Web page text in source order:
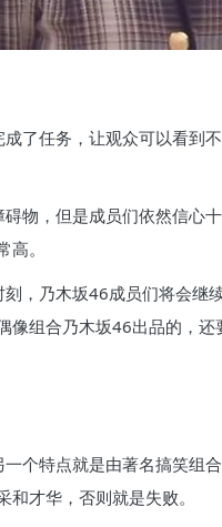
了任务，让观众可以看到
物，但是成员们依然信心
。
，乃木坂46成员们将会继
像组合乃木坂46出品的，还
个特点就是由著名搞笑组
才华，否则就是失败。